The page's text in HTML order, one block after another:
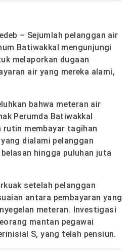
– Sejumlah pelanggan air
Batiwakkal mengunjungi
melaporkan dugaan
air yang mereka alami,
bahwa meteran air
Perumda Batiwakkal
rutin membayar tagihan
dialami pelanggan
hingga puluhan juta
setelah pelanggan
antara pembayaran yang
meteran. Investigasi
mantan pegawai
S, yang telah pensiun.